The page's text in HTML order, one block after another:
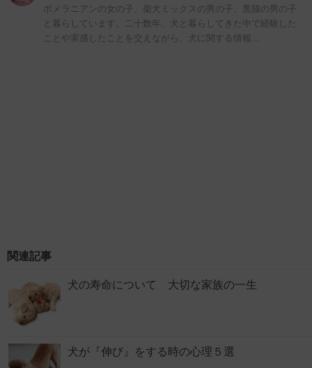
ポメラニアンの女の子、柴犬ミックスの男の子、黒猫の男の子
と暮らしています。二十数年、犬と暮らしてきた中で経験した
ことや実感したことを交えながら、犬に関する情報…
関連記事
犬の寿命について 大切な家族の一生
犬が『伸び』をする時の心理５選